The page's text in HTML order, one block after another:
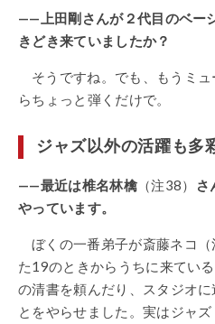
——上田剛さんが２代目のベー
きどき来ていましたか？
そうですね。でも、もうミ
らちょっと弾くだけで。
ジャズ以外の活躍も多
——最近は椎名林檎（注38）
さ
やっています。
ぼくの一番弟子が斎藤ネコ
た19のときからうちに来てい
の清書を頼んだり、スタジオ
とをやらせました。実はジャ